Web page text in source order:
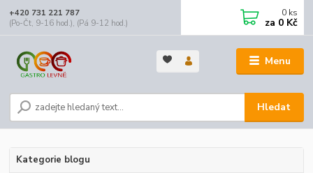
Menu
Hledat
+420 731 221 787
(Po-Čt, 9-16 hod.), (Pá 9-12 hod.)
0 ks
za 0 Kč
Kategorie blogu